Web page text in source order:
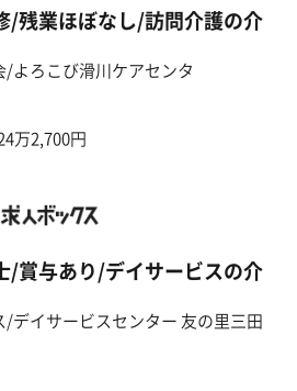
/残業ほぼなし/訪問介護の介
よろこび滑川ケアセンタ
万2,700円
/賞与あり/デイサービスの介
デイサービスセンター 友の里三田